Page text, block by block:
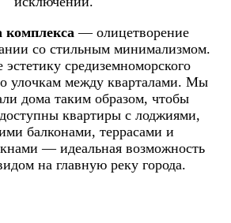
комплекса — олицетворение
со стильным минимализмом.
эстетику средиземноморского
улочкам между кварталами. Мы
дома таким образом, чтобы
квартиры с лоджиями,
балконами, террасами и
— идеальная возможность
на главную реку города.